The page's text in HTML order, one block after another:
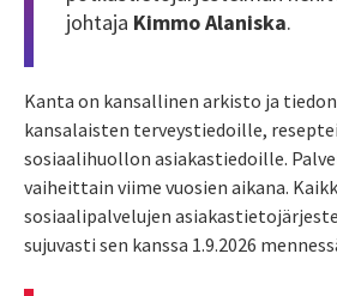
johtaja Kimmo Alaniska.
Kanta on kansallinen arkisto ja
kansalaisten terveystiedoille,
sosiaalihuollon asiakastiedoille.
vaiheittain viime vuosien aikana.
sosiaalipalvelujen
sujuvasti sen kanssa 1.9.2026